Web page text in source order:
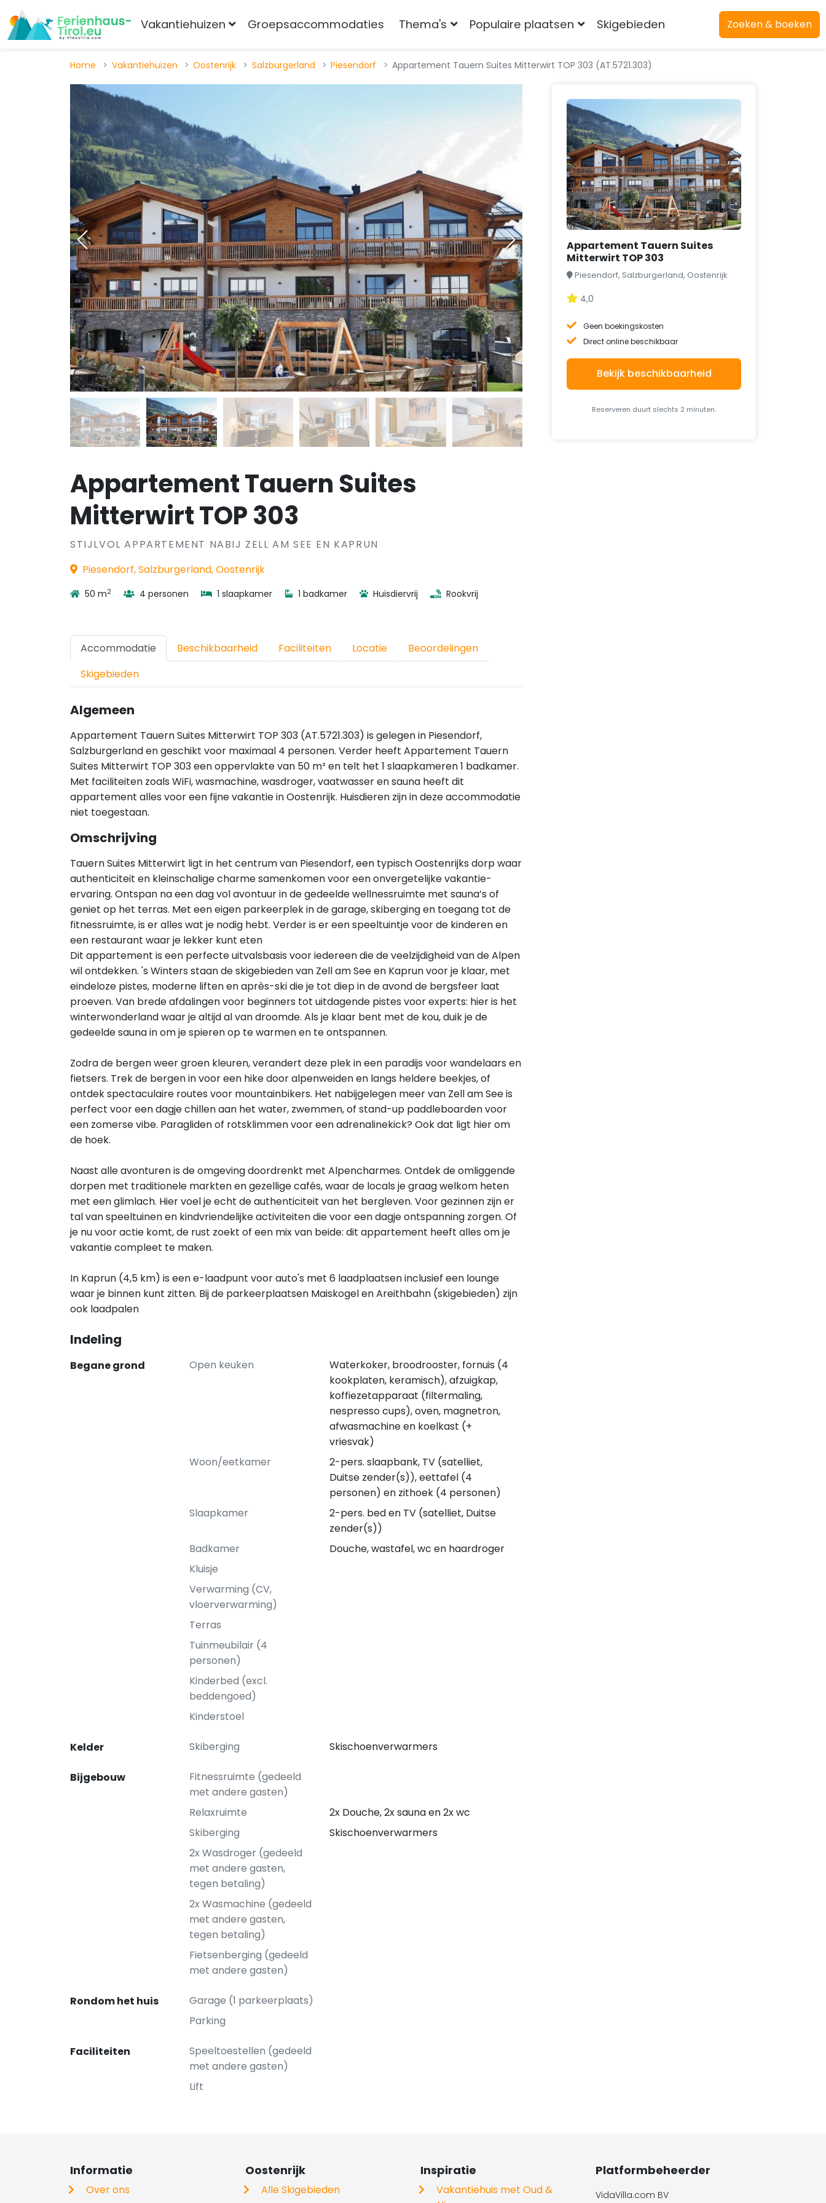
Vakantiehuizen Groepsaccommodaties Thema's Populaire plaatsen Skigebieden Zoeken & boeken
Home Vakantiehuizen Oostenrijk Salzburgerland Piesendorf Appartement Tauern Suites Mitterwirt TOP 303 (AT.5721.303)
Appartement Tauern Suites
Mitterwirt TOP 303
STIJLVOL APPARTEMENT NABIJ ZELL AM SEE EN KAPRUN
Piesendorf, Salzburgerland, Oostenrijk
50 m2 4 personen 1 slaapkamer 1 badkamer Huisdiervrij Rookvrij
Accommodatie Beschikbaarheid Faciliteiten Locatie
Beoordelingen
Skigebieden
Algemeen
Appartement Tauern Suites Mitterwirt TOP 303 (AT.5721.303) is gelegen in Piesendorf,
Salzburgerland en geschikt voor maximaal 4 personen. Verder heeft Appartement Tauern
Suites Mitterwirt TOP 303 een oppervlakte van 50 m² en telt het 1 slaapkameren 1 badkamer.
Met faciliteiten zoals WiFi, wasmachine, wasdroger, vaatwasser en sauna heeft dit
appartement alles voor een fijne vakantie in Oostenrijk. Huisdieren zijn in deze accommodatie
niet toegestaan.
Omschrijving
Tauern Suites Mitterwirt ligt in het centrum van Piesendorf, een typisch Oostenrijks dorp waar
authenticiteit en kleinschalige charme samenkomen voor een onvergetelijke vakantie-
ervaring. Ontspan na een dag vol avontuur in de gedeelde wellnessruimte met sauna’s of
geniet op het terras. Met een eigen parkeerplek in de garage, skiberging en toegang tot de
fitnessruimte, is er alles wat je nodig hebt. Verder is er een speeltuintje voor de kinderen en
een restaurant waar je lekker kunt eten
Dit appartement is een perfecte uitvalsbasis voor iedereen die de veelzijdigheid van de Alpen
wil ontdekken. 's Winters staan de skigebieden van Zell am See en Kaprun voor je klaar, met
eindeloze pistes, moderne liften en après-ski die je tot diep in de avond de bergsfeer laat
proeven. Van brede afdalingen voor beginners tot uitdagende pistes voor experts: hier is het
winterwonderland waar je altijd al van droomde. Als je klaar bent met de kou, duik je de
gedeelde sauna in om je spieren op te warmen en te ontspannen.
Zodra de bergen weer groen kleuren, verandert deze plek in een paradijs voor wandelaars en
fietsers. Trek de bergen in voor een hike door alpenweiden en langs heldere beekjes, of
ontdek spectaculaire routes voor mountainbikers. Het nabijgelegen meer van Zell am See is
perfect voor een dagje chillen aan het water, zwemmen, of stand-up paddleboarden voor
een zomerse vibe. Paragliden of rotsklimmen voor een adrenalinekick? Ook dat ligt hier om
de hoek.
Naast alle avonturen is de omgeving doordrenkt met Alpencharmes. Ontdek de omliggende
dorpen met traditionele markten en gezellige cafés, waar de locals je graag welkom heten
met een glimlach. Hier voel je echt de authenticiteit van het bergleven. Voor gezinnen zijn er
tal van speeltuinen en kindvriendelijke activiteiten die voor een dagje ontspanning zorgen. Of
je nu voor actie komt, de rust zoekt of een mix van beide: dit appartement heeft alles om je
vakantie compleet te maken.
In Kaprun (4,5 km) is een e-laadpunt voor auto's met 6 laadplaatsen inclusief een lounge
waar je binnen kunt zitten. Bij de parkeerplaatsen Maiskogel en Areithbahn (skigebieden) zijn
ook laadpalen
Indeling
Begane grond Open keuken
Waterkoker, broodrooster, fornuis (4
kookplaten, keramisch), afzuigkap,
koffiezetapparaat (filtermaling,
nespresso cups), oven, magnetron,
afwasmachine en koelkast (+
vriesvak)
Woon/eetkamer
2-pers. slaapbank, TV (satelliet,
Duitse zender(s)), eettafel (4
personen) en zithoek (4 personen)
Slaapkamer
2-pers. bed en TV (satelliet, Duitse
zender(s))
Badkamer
Douche, wastafel, wc en haardroger
Kluisje
Verwarming (CV,
vloerverwarming)
Terras
Tuinmeubilair (4
personen)
Kinderbed (excl.
beddengoed)
Kinderstoel
Kelder Skiberging Skischoenverwarmers
Bijgebouw
Fitnessruimte (gedeeld
met andere gasten)
Relaxruimte
2x Douche, 2x sauna en 2x wc
Skiberging
Skischoenverwarmers
2x Wasdroger (gedeeld
met andere gasten,
tegen betaling)
2x Wasmachine (gedeeld
met andere gasten,
tegen betaling)
Fietsenberging (gedeeld
met andere gasten)
Rondom het huis
Garage (1 parkeerplaats)
Parking
Faciliteiten
Speeltoestellen (gedeeld
met andere gasten)
Lift
Appartement Tauern Suites
Mitterwirt TOP 303
Piesendorf, Salzburgerland, Oostenrijk
4,0
Geen boekingskosten
Direct online beschikbaar
Bekijk beschikbaarheid
Reserveren duurt slechts 2 minuten.
Informatie
Over ons
Oostenrijk
Alle Skigebieden
Inspiratie
Vakantiehuis met Oud &
Platformbeheerder
VidaVilla.com BV